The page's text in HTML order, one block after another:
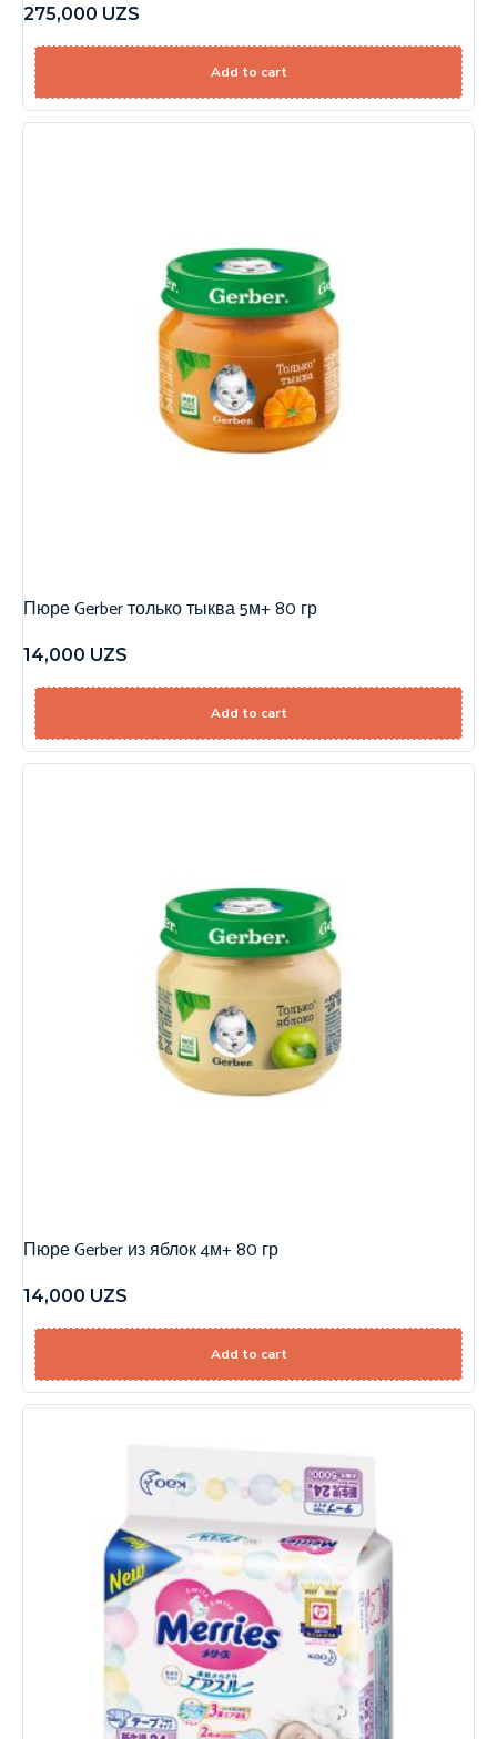
275,000 UZS
Add to cart
Пюре Gerber только тыква 5м+ 80 гр
14,000 UZS
Add to cart
Пюре Gerber из яблок 4м+ 80 гр
14,000 UZS
Add to cart